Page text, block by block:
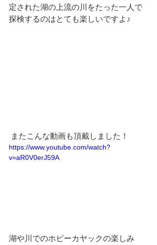
定された湖の上流の川をたった一人で
探検するのはとても楽しいですよ♪
またこんな動画も頂戴しました！
https://www.youtube.com/watch?
v=aR0V0erJ59A
湖や川でのホビーカヤックの楽しみ